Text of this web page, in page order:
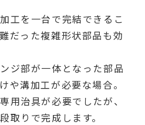
工を一台で完結できるこ
だった複雑形状部品も効
ジ部が一体となった部品
や溝加工が必要な場合。
用治具が必要でしたが、
取りで完成します。